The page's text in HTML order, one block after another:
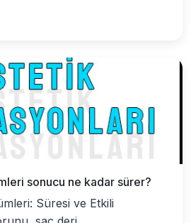
sonucu ne kadar sürer?
Süresi ve Etkili